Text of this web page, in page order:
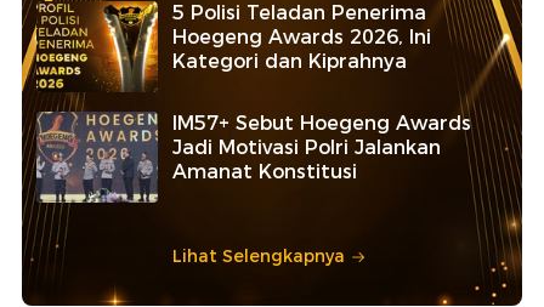
5 Polisi Teladan Penerima
Hoegeng Awards 2026, Ini
Kategori dan Kiprahnya
IM57+ Sebut Hoegeng Awards
Jadi Motivasi Polri Jalankan
Amanat Konstitusi
Lihat Selengkapnya